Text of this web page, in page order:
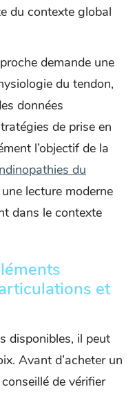
du contexte global
demande une
du tendon,
données
de prise en
l’objectif de la
du
lecture moderne
dans le contexte
et
disponibles, il peut
Avant d’acheter un
de vérifier